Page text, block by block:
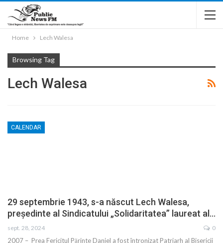
Home Lech Walesa
Browsing Tag
Lech Walesa
CALENDAR
29 septembrie 1943, s-a născut Lech Walesa,
preşedinte al Sindicatului „Solidaritatea” laureat al…
sept. 28, 2024 0
2007 – Prea Fericitul Părinte Daniel a fost întronizat Patriarh al Bisericii